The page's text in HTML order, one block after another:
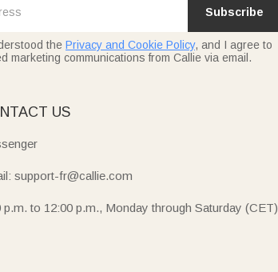
Subscribe
the Privacy and Cookie Policy, and I agree to
marketing communications from Callie via email.
US
support-fr@callie.com
p.m. to 12:00 p.m., Monday through Saturday (CET)